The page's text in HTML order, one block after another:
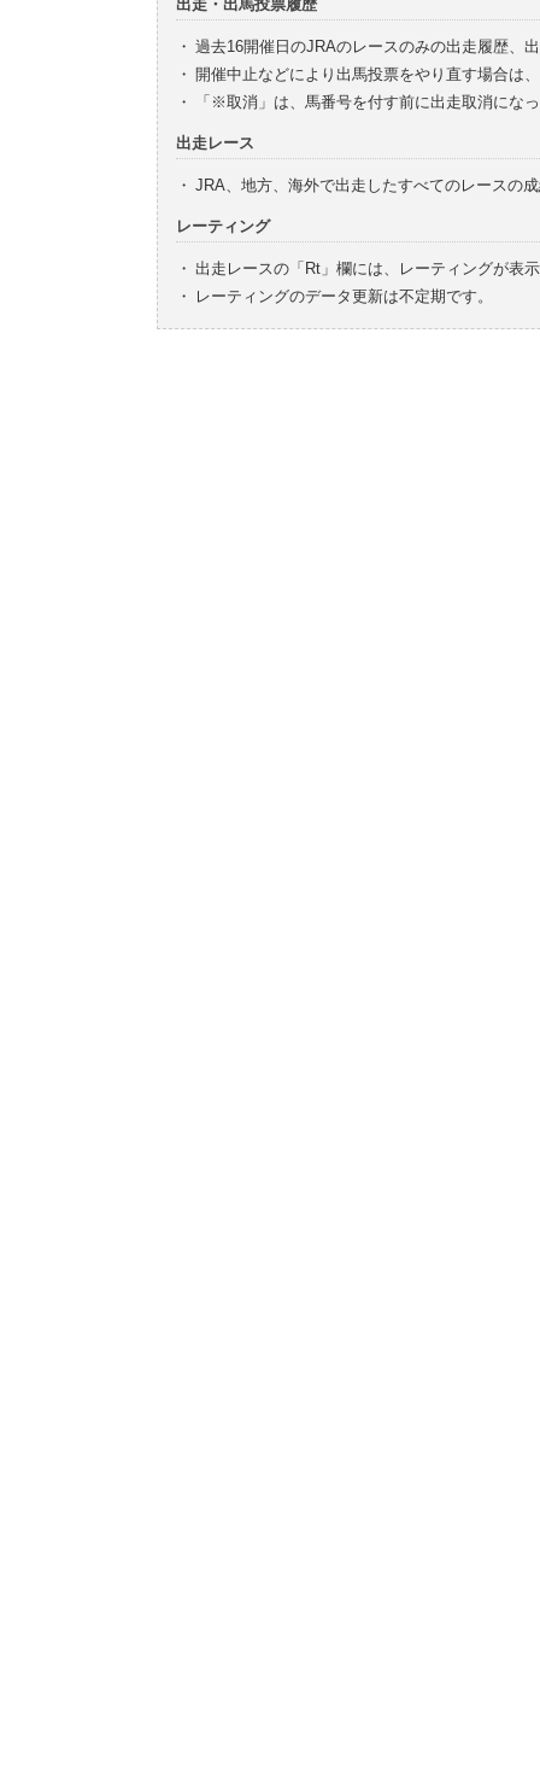
出走・出馬投票履歴
・ 過去16開催日のJRAのレースのみの出走履歴、
・ 開催中止などにより出馬投票をやり直す場合は
・
「※取消」は、馬番号を付す前に出走取消にな
出走レース
・ JRA、地方、海外で出走したすべてのレースの
レーティング
・ 出走レースの「Rt」欄には、レーティングが表
・
レーティングのデータ更新は不定期です。